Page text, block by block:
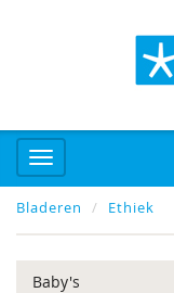
Bladeren Ethiek
Baby's